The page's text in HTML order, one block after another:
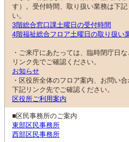
す）。受付時間、取り扱い業務は下
い。
3階総合窓口課土曜日の受付時間
4階福祉総合フロア土曜日の取り扱い
・ご来庁にあたっては、臨時閉庁日
リンク先でご確認ください。
お知らせ
・区役所全体のフロア案内、お問い
下記リンク先でご確認ください。
区役所ご利用案内
■区民事務所のご案内
東部区民事務所
西部区民事務所